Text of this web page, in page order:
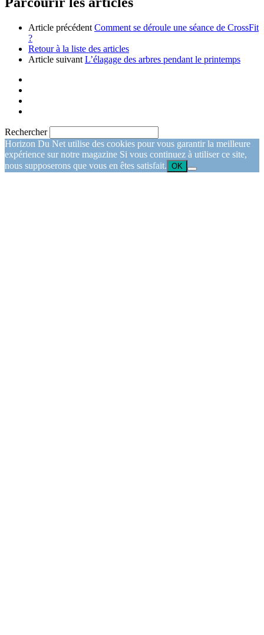
Article précédent Comment se déroule une séance de CrossFit
?
Retour à la liste des articles
Article suivant L’élagage des arbres pendant le printemps
Rechercher
Horizon Du Net utilise des cookies pour vous garantir la meilleure
expérience sur notre magazine Si vous continuez à utiliser ce site,
nous supposerons que vous en êtes satisfait. OK